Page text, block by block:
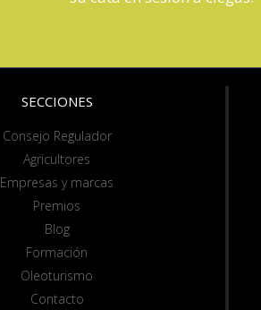
SECCIONES
Consejo Regulador
Agricultores
Empresas y marcas
Premios
Blog
Formación
Oleoturismo
Contacto